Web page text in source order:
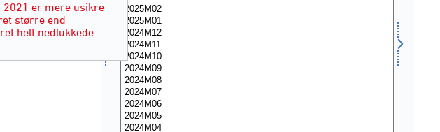
er mere usikre
større end
helt nedlukkede.